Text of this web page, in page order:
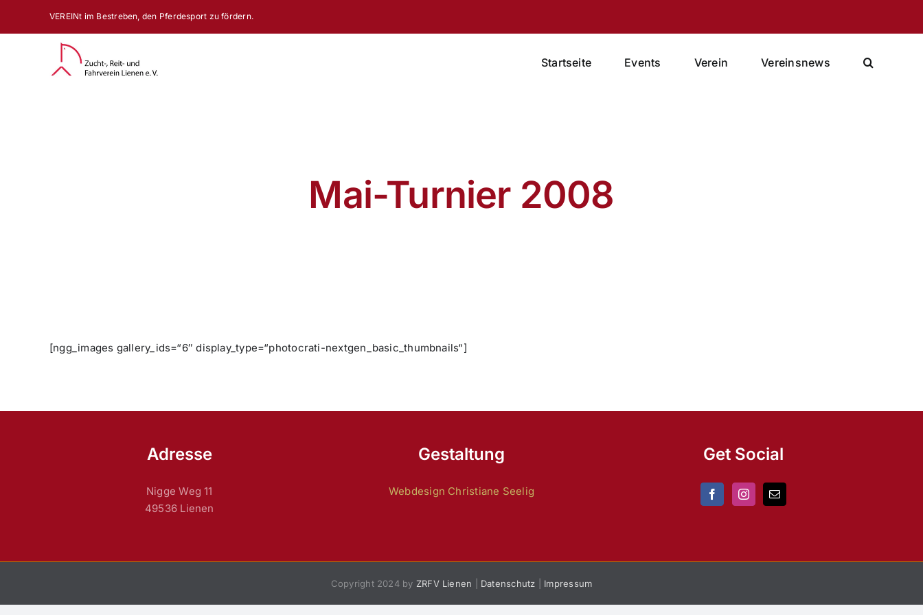
VEREINt im Bestreben, den Pferdesport zu fördern.
Startseite Events Verein Vereinsnews
Mai-Turnier 2008
[ngg_images gallery_ids=“6″ display_type=“photocrati-nextgen_basic_thumbnails“]
Adresse
Nigge Weg 11
49536 Lienen
Gestaltung
Webdesign Christiane Seelig
Get Social
Copyright 2024 by ZRFV Lienen Datenschutz Impressum